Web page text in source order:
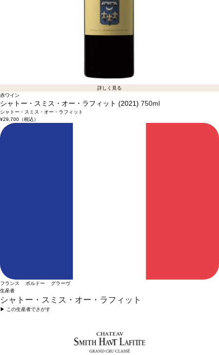
詳しく見る
赤ワイン
シャトー・スミス・オー・ラフィット (2021) 750ml
シャトー・スミス・オー・ラフィット
¥29,700（税込）
フランス ボルドー グラーヴ
生産者
シャトー・スミス・オー・ラフィット
▶︎ この生産者でさがす